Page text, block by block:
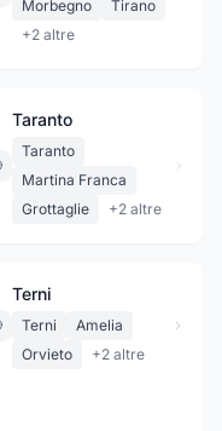
Morbegno
Tirano
+2 altre
Taranto
Taranto
Martina Franca
Grottaglie
+2 altre
Terni
Terni
Amelia
Orvieto
+2 altre